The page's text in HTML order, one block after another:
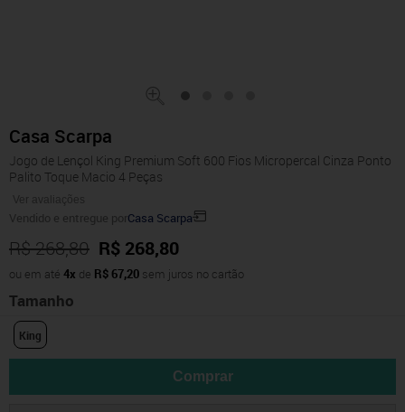
Casa Scarpa
Jogo de Lençol King Premium Soft 600 Fios Micropercal Cinza Ponto
Palito Toque Macio 4 Peças
Ver avaliações
Vendido e entregue porCasa Scarpa
R$ 268,80 R$ 268,80
ou em até 4x de R$ 67,20 sem juros no cartão
Tamanho
King
Comprar